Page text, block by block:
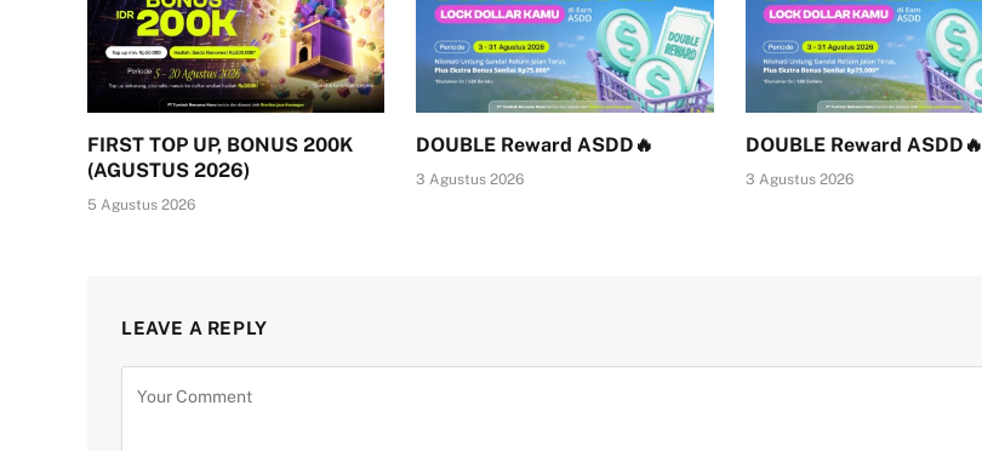
FIRST TOP UP, BONUS 200K
(AGUSTUS 2026)
5 Agustus 2026
DOUBLE Reward ASDD🔥
3 Agustus 2026
DOUBLE Reward ASDD🔥
3 Agustus 2026
LEAVE A REPLY